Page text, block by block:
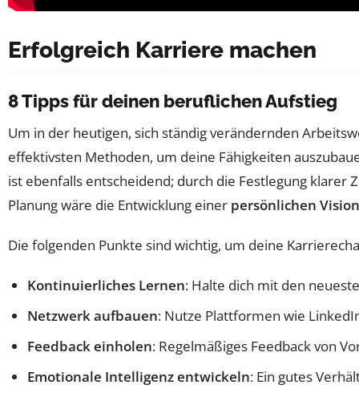
Erfolgreich Karriere machen
8 Tipps für deinen beruflichen Aufstieg
Um in der heutigen, sich ständig verändernden
effektivsten Methoden, um deine Fähigkeiten
ist ebenfalls entscheidend; durch die Festlegung klarer
Planung wäre die Entwicklung einer persönlichen Vision
Die folgenden Punkte sind wichtig, um deine
Kontinuierliches Lernen: Halte dich mit den
Netzwerk aufbauen: Nutze Plattformen wie
Feedback einholen: Regelmäßiges Feedback von
Emotionale Intelligenz entwickeln: Ein gutes